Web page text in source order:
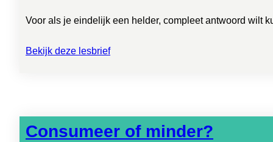
Voor als je eindelijk een helder, compleet antwoord wilt
Bekijk deze lesbrief
Consumeer of minder?